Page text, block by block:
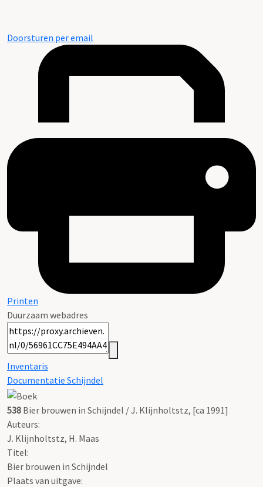
Doorsturen per email
Printen
Duurzaam webadres
Inventaris
Documentatie Schijndel
538 Bier brouwen in Schijndel / J. Klijnholtstz, [ca 1991]
Auteurs:
J. Klijnholtstz, H. Maas
Titel:
Bier brouwen in Schijndel
Plaats van uitgave: